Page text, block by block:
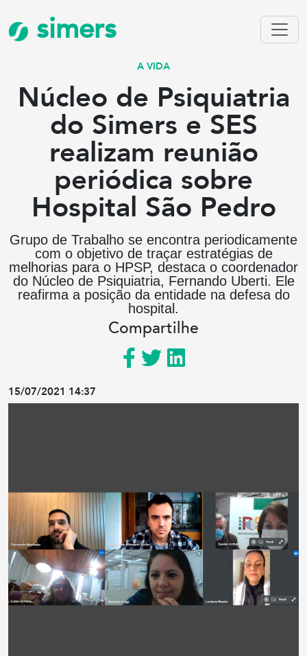
simers
A VIDA
Núcleo de Psiquiatria
do Simers e SES
realizam reunião
periódica sobre
Hospital São Pedro
Grupo de Trabalho se encontra periodicamente
com o objetivo de traçar estratégias de
melhorias para o HPSP, destaca o coordenador
do Núcleo de Psiquiatria, Fernando Uberti. Ele
reafirma a posição da entidade na defesa do
hospital.
Compartilhe
15/07/2021 14:37